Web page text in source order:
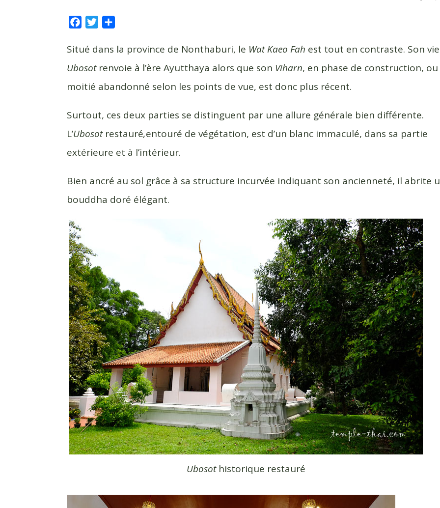
c
b
o
k
i
t
e
r
a
g
r
Situé dans la province de Nonthaburi, le Wat Kaeo Fah est tout en contraste. Son
Ubosotrenvoie à l’ère Ayutthaya alors que son Viharn, en phase de construction, ou
moitié abandonné selon les points de vue, est donc plus récent.
Surtout, ces deux parties se distinguent par une allure générale bien différente.
L’Ubosot restauré,entouré de végétation, est d’un blanc immaculé, dans sa partie
extérieure et à l’intérieur.
Bien ancré au sol grâce à sa structure incurvée indiquant son ancienneté, il abrite
bouddha doré élégant.
Ubosothistorique restauré